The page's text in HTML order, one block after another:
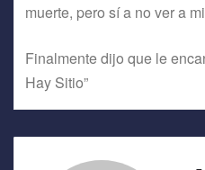
muerte, pero sí a no ver a
Finalmente dijo que le
Hay Sitio”